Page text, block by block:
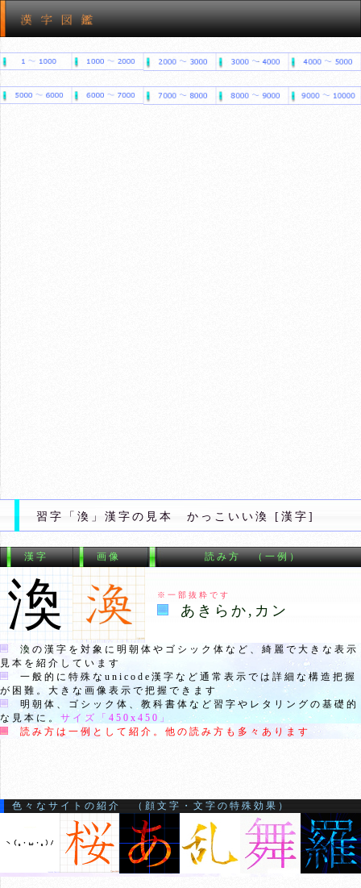
習字「渙」漢字の見本 かっこいい渙 [漢字]
漢字 画像 読み方 （一例）
渙 ※一部抜粋です
あきらか,カン
渙 の漢字を対象に明朝体やゴシック体など、綺麗で大きな表示
見本を紹介しています
一般的に特殊なunicode漢字など通常表示では詳細な構造把握
が困難。大きな画像表示で把握できます
明朝体、ゴシック体、教科書体など習字やレタリングの基礎的
な見本に。 サイズ「 450x450 」
読み方は一例として紹介。他の読み方も多々あります
色々なサイトの紹介 （顔文字・文字の特殊効果）